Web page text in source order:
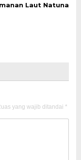
Laut Natuna
yang wajib ditandai *